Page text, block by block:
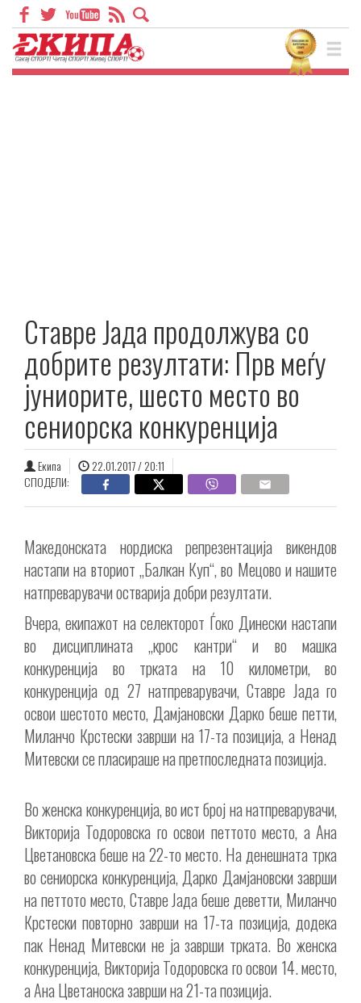
Ставре Јада продолжува со
добрите резултати: Прв меѓу
јуниорите, шесто место во
сениорска конкуренција
Екипа
22.01.2017 / 20:11
СПОДЕЛИ:
Македонската нордиска репрезентација викендов
настапи на вториот „Балкан Куп“, во Мецово и нашите
натпреварувачи остварија добри резултати.
Вчера, екипажот на селекторот Ѓоко Динески настапи
во дисциплината „крос кантри“ и во машка
конкуренција во трката на 10 километри, во
конкуренција од 27 натпреварувачи, Ставре Јада го
освои шестото место, Дамјановски Дарко беше петти,
Миланчо Крстески заврши на 17-та позиција, а Ненад
Митевски се пласираше на претпоследната позиција.
Во женска конкуренција, во ист број на натпреварувачи,
Викторија Тодоровска го освои петтото место, а Ана
Цветановска беше на 22-то место. На денешната трка
во сениорска конкуренција, Дарко Дамјановски заврши
на петтото место, Ставре Јада беше деветти, Миланчо
Крстески повторно заврши на 17-та позиција, додека
пак Ненад Митевски не ја заврши трката. Во женска
конкуренција, Викторија Тодоровска го освои 14. место,
а Ана Цветаноска заврши на 21-та позиција.